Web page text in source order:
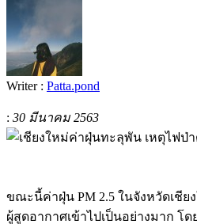
Writer : Patta.pond
: 30 มีนาคม 2563
ขณะนี้ค่าฝุ่น PM 2.5 ในจังหวัดเชีย
ผู้สูดอากาศเข้าไปเป็นอย่างมาก โ